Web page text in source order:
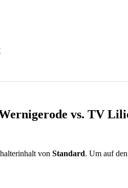
vs. TV
von Standard. Um auf